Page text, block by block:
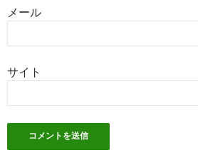
メール
サイト